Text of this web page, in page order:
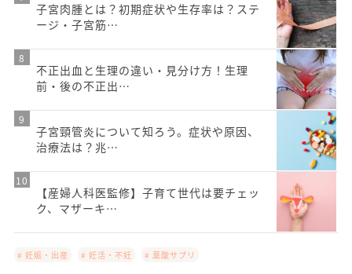
子宮肉腫とは？初期症状や生存率は？ステ
ージ・子宮筋…
不正出血と生理の違い・見分け方！生理
前・後の不正出…
子宮頸管炎について知ろう。症状や原因、
治療法は？兆…
【産婦人科医監修】子育て世代は要チェッ
ク、マザーキ…
# 妊娠・出産 # 妊活・不妊 # 葉酸サプリ